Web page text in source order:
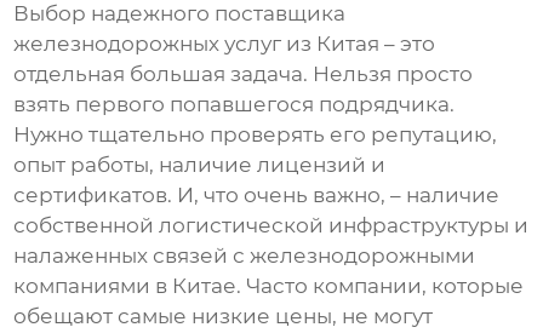
Выбор надежного поставщика
железнодорожных услуг из Китая – это
отдельная большая задача. Нельзя просто
взять первого попавшегося подрядчика.
Нужно тщательно проверять его репутацию,
опыт работы, наличие лицензий и
сертификатов. И, что очень важно, – наличие
собственной логистической инфраструктуры и
налаженных связей с железнодорожными
компаниями в Китае. Часто компании, которые
обещают самые низкие цены, не могут